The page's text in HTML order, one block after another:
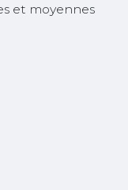
et moyennes